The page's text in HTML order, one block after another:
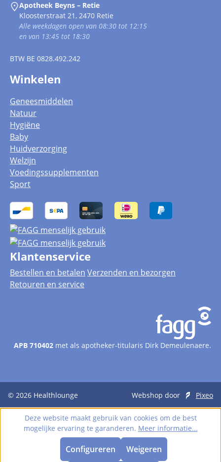
Apotheek Beyns – Retie
Kloosterstraat 21, 2470 Retie
Alle weekdagen open van 08:30 tot 12:15
en van 13:45 tot 18:30
BTW BE 0828.492.242
Winkelen
Geneesmiddelen
Natuur
Hygiëne
Baby
Huidverzorging
Welzijn
Voedingssupplementen
Sport
Klantenservice
Bestellen en betalen Verzenden en bezorgen
Retouren en service
APB 710402 met als apotheker-titularis Dirk Demeulenaere.
© 2026 Healthlounge Webshop door Pixeo
Deze website maakt gebruik van cookies om de best
mogelijke ervaring te garanderen. Meer informatie...
Weigeren
Configureren